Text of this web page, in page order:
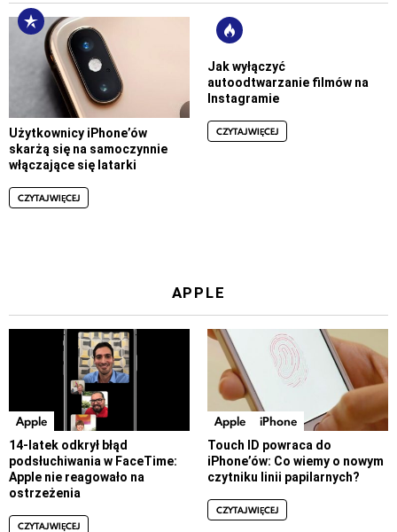
Użytkownicy iPhone’ów
skarżą się na samoczynnie
włączające się latarki
CZYTAJ WIĘCEJ
Jak wyłączyć
autoodtwarzanie filmów na
Instagramie
CZYTAJ WIĘCEJ
APPLE
Apple
14-latek odkrył błąd
podsłuchiwania w FaceTime:
Apple nie reagowało na
ostrzeżenia
CZYTAJ WIĘCEJ
Apple iPhone
Touch ID powraca do
iPhone’ów: Co wiemy o nowym
czytniku linii papilarnych?
CZYTAJ WIĘCEJ